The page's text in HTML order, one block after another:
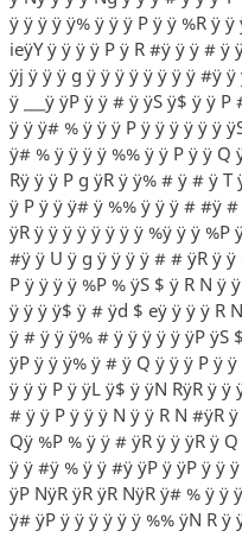
ÿ ÿ ÿ ÿ ÿ% ÿ ÿ ÿ P ÿ ÿ %R ÿ
ieÿY ÿ ÿ ÿ ÿ P ÿ R #ÿ ÿ ÿ # ÿ
ÿj ÿ ÿ ÿ g ÿ ÿ ÿ ÿ ÿ ÿ ÿ ÿ #ÿ
ÿ ___ÿ ÿP ÿ ÿ # ÿ ÿS ÿ$ ÿ ÿ
ÿ ÿ ÿ# % ÿ ÿ ÿ P ÿ ÿ ÿ ÿ ÿ ÿ
ÿ# % ÿ ÿ ÿ ÿ %% ÿ ÿ P ÿ ÿ Q
Rÿ ÿ ÿ P g ÿR ÿ ÿ% # ÿ # ÿ
ÿ P ÿ ÿ ÿ# ÿ %% ÿ ÿ ÿ # #ÿ
ÿR ÿ ÿ ÿ ÿ ÿ ÿ ÿ ÿ %ÿ ÿ ÿ %P
#ÿ ÿ U ÿ g ÿ ÿ ÿ ÿ # # ÿR ÿ ÿ
P ÿ ÿ ÿ ÿ %P % ÿS $ ÿ R N ÿ
ÿ ÿ ÿ ÿ$ ÿ # ÿd $ eÿ ÿ ÿ ÿ R
ÿ # ÿ ÿ ÿ% # ÿ ÿ ÿ ÿ ÿ ÿP ÿS
ÿP ÿ ÿ ÿ% ÿ # ÿ Q ÿ ÿ ÿ P ÿ
ÿ ÿ ÿ P ÿ ÿL ÿ$ ÿ ÿN RÿR ÿ ÿ
# ÿ ÿ P ÿ ÿ ÿ N ÿ ÿ R N #ÿR
Qÿ %P % ÿ ÿ # ÿR ÿ ÿ ÿR ÿ
ÿ ÿ #ÿ % ÿ ÿ #ÿ ÿP ÿ ÿP ÿ ÿ
ÿP NÿR ÿR ÿR NÿR ÿ# % ÿ ÿ
ÿ# ÿP ÿ ÿ ÿ ÿ ÿ ÿ %% ÿN R ÿ